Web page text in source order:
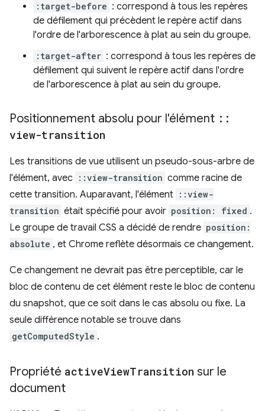
:target-before : correspond à tous les repères
de défilement qui précèdent le repère actif dans
l'ordre de l'arborescence à plat au sein du groupe.
:target-after : correspond à tous les repères de
défilement qui suivent le repère actif dans l'ordre
de l'arborescence à plat au sein du groupe.
Positionnement absolu pour l'élément ::
view-transition
Les transitions de vue utilisent un pseudo-sous-arbre de
l'élément, avec ::view-transition comme racine de
cette transition. Auparavant, l'élément ::view-
transition était spécifié pour avoir position: fixed .
Le groupe de travail CSS a décidé de rendre position:
absolute , et Chrome reflète désormais ce changement.
Ce changement ne devrait pas être perceptible, car le
bloc de contenu de cet élément reste le bloc de contenu
du snapshot, que ce soit dans le cas absolu ou fixe. La
seule différence notable se trouve dans
getComputedStyle .
Propriété activeViewTransition sur le
document